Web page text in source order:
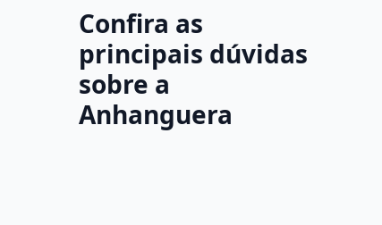
Confira as
principais dúvidas
sobre a
Anhanguera